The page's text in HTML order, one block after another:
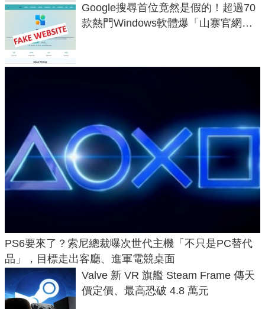
Google搜尋首位竟然是假的！超過70
款熱門Windows軟體爆「山寨官網」
PS6要來了？索尼總裁曝次世代主機「不只是PC替代
品」，目標走出客廳、進軍電競桌面
Valve 新 VR 旗艦 Steam Frame 傳天
價定價、最高恐破 4.8 萬元